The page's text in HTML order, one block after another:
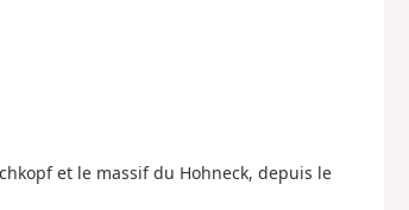
et le massif du Hohneck, depuis le